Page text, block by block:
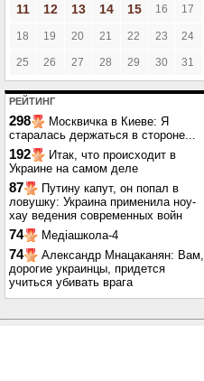
11
12 13 14 15 16 17
18 19 20 21 22 23 24
25 26 27 28 29 30 31
РЕЙТИНГ
298
Москвичка в Киеве: Я
старалась держаться в стороне...
192
Итак, что происходит в
Украине на самом деле
87
Путину капут, он попал в
ловушку: Украина применила ноу-
хау ведения современных войн
74 Медіашкола-4
74
Александр Мнацаканян: Вам,
дорогие украинцы, придется
учиться убивать врага